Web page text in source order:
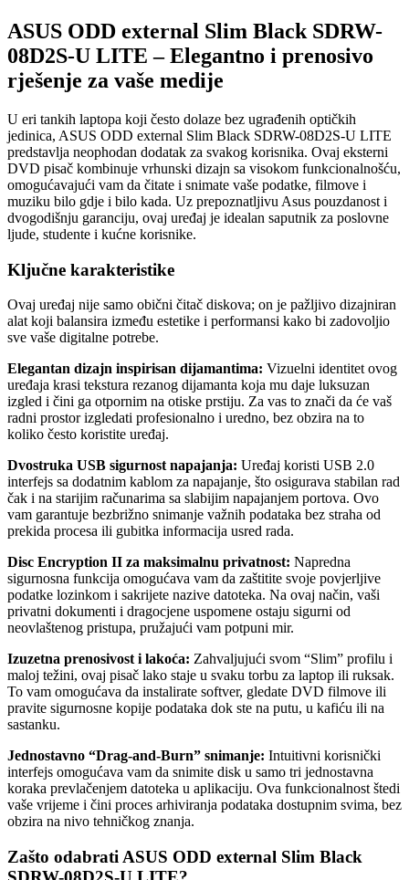
ASUS ODD external Slim Black SDRW-
08D2S-U LITE – Elegantno i prenosivo
rješenje za vaše medije
U eri tankih laptopa koji često dolaze bez ugrađenih optičkih
jedinica, ASUS ODD external Slim Black SDRW-08D2S-U LITE
predstavlja neophodan dodatak za svakog korisnika. Ovaj eksterni
DVD pisač kombinuje vrhunski dizajn sa visokom funkcionalnošću,
omogućavajući vam da čitate i snimate vaše podatke, filmove i
muziku bilo gdje i bilo kada. Uz prepoznatljivu Asus pouzdanost i
dvogodišnju garanciju, ovaj uređaj je idealan saputnik za poslovne
ljude, studente i kućne korisnike.
Ključne karakteristike
Ovaj uređaj nije samo obični čitač diskova; on je pažljivo dizajniran
alat koji balansira između estetike i performansi kako bi zadovoljio
sve vaše digitalne potrebe.
Elegantan dizajn inspirisan dijamantima: Vizuelni identitet ovog
uređaja krasi tekstura rezanog dijamanta koja mu daje luksuzan
izgled i čini ga otpornim na otiske prstiju. Za vas to znači da će vaš
radni prostor izgledati profesionalno i uredno, bez obzira na to
koliko često koristite uređaj.
Dvostruka USB sigurnost napajanja: Uređaj koristi USB 2.0
interfejs sa dodatnim kablom za napajanje, što osigurava stabilan rad
čak i na starijim računarima sa slabijim napajanjem portova. Ovo
vam garantuje bezbrižno snimanje važnih podataka bez straha od
prekida procesa ili gubitka informacija usred rada.
Disc Encryption II za maksimalnu privatnost: Napredna
sigurnosna funkcija omogućava vam da zaštitite svoje povjerljive
podatke lozinkom i sakrijete nazive datoteka. Na ovaj način, vaši
privatni dokumenti i dragocjene uspomene ostaju sigurni od
neovlaštenog pristupa, pružajući vam potpuni mir.
Izuzetna prenosivost i lakoća: Zahvaljujući svom “Slim” profilu i
maloj težini, ovaj pisač lako staje u svaku torbu za laptop ili ruksak.
To vam omogućava da instalirate softver, gledate DVD filmove ili
pravite sigurnosne kopije podataka dok ste na putu, u kafiću ili na
sastanku.
Jednostavno “Drag-and-Burn” snimanje: Intuitivni korisnički
interfejs omogućava vam da snimite disk u samo tri jednostavna
koraka prevlačenjem datoteka u aplikaciju. Ova funkcionalnost štedi
vaše vrijeme i čini proces arhiviranja podataka dostupnim svima, bez
obzira na nivo tehničkog znanja.
Zašto odabrati ASUS ODD external Slim Black